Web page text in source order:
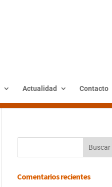
Actualidad Contacto
Comentarios recientes